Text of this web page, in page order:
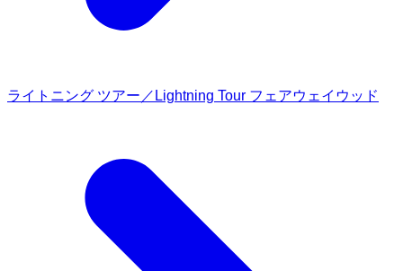
ライトニング ツアー／Lightning Tour フェアウェイウッド